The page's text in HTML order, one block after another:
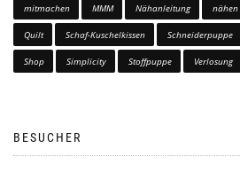
mitmachen MMM Nähanleitung nähen
Quilt Schaf-Kuschelkissen Schneiderpuppe
Shop Simplicity Stoffpuppe Verlosung
BESUCHER